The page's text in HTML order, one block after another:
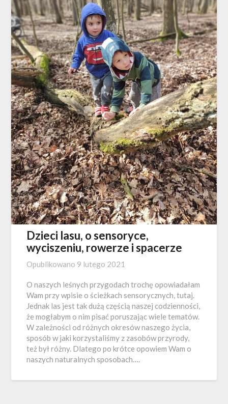
Dzieci lasu, o sensoryce,
wyciszeniu, rowerze i spacerze
Opublikowano 9 lutego 2021
O naszych leśnych przygodach trochę opowiadałam
Wam przy wpisie o ścieżkach sensorycznych, tutaj.
Jednak las jest tak dużą częścią naszej codzienności,
że mogłabym o nim pisać poruszając wiele tematów.
W zależności od różnych okresów naszego życia,
sposób w jaki korzystaliśmy z zasobów przyrody,
też był różny. Dlatego po krótce opowiem Wam o
naszych naturalnych sposobach….